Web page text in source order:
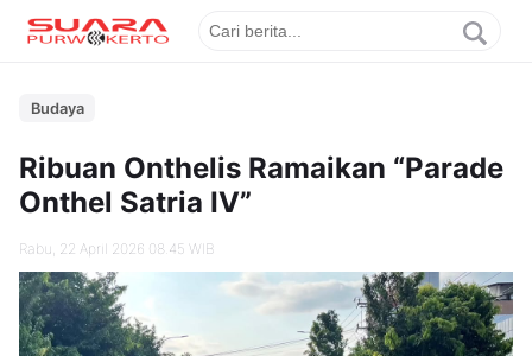
Budaya
Ribuan Onthelis Ramaikan “Parade
Onthel Satria IV”
Rabu, 22 April 2026 08.45 WIB